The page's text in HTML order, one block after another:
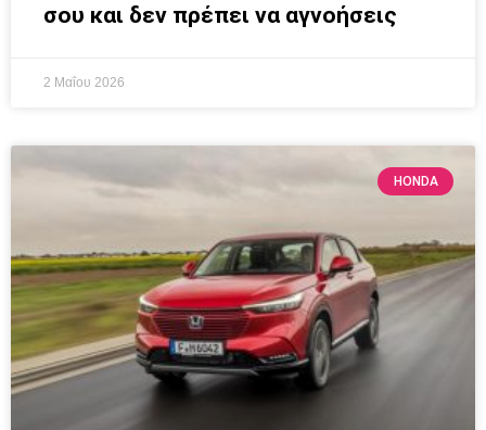
σου και δεν πρέπει να αγνοήσεις
2 Μαΐου 2026
HONDA